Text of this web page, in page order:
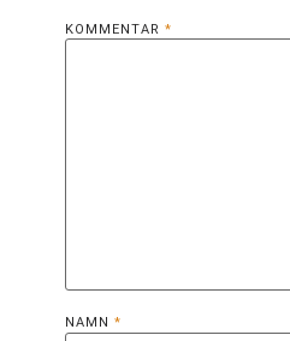
KOMMENTAR *
NAMN *